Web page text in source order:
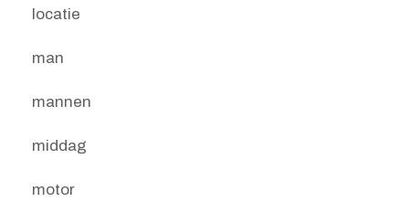
locatie
man
mannen
middag
motor